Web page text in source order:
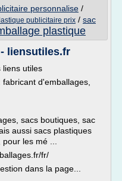
personnalise /
publicitaire prix / sac
plastique
liensutiles.fr
liens utiles
d'emballages,
sacs boutiques, sac
aussi sacs plastiques
les mé ...
fr/
dans la page...